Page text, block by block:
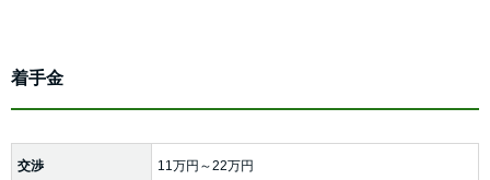
着手金
交渉 11万円～22万円